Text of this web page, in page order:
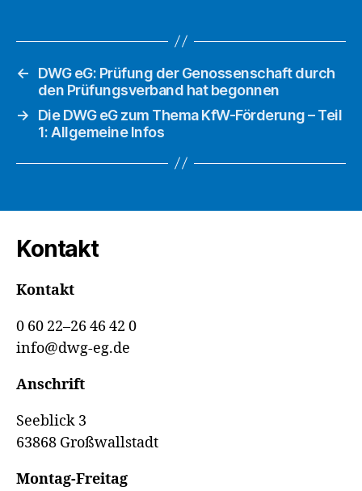
←
DWG eG: Prüfung der Genossenschaft durch
den Prüfungsverband hat begonnen
→
Die DWG eG zum Thema KfW-Förderung – Teil
1: Allgemeine Infos
Kontakt
Kontakt
0 60 22–26 46 42 0
info@dwg-eg.de
Anschrift
Seeblick 3
63868 Großwallstadt
Montag-Freitag